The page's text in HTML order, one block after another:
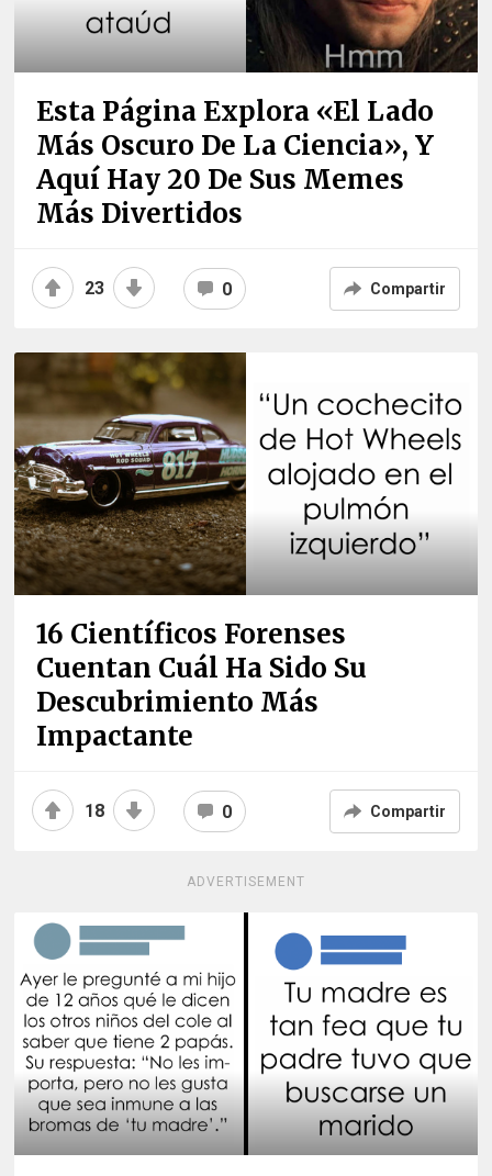
Esta Página Explora «el Lado
Más Oscuro De La Ciencia», Y
Aquí Hay 20 De Sus Memes
Más Divertidos
23 0 Compartir
16 Científicos Forenses
Cuentan Cuál Ha Sido Su
Descubrimiento Más
Impactante
18 0 Compartir
ADVERTISEMENT